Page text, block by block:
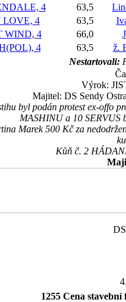
4 63,5
LOVE, 4 63,5
WIND, 4 66,0
4 63,5
ž.
Nestartovali:
Výrok:
Majitel: DS Sendy
byl podán protest ex-offo
MASHINU a 10 SERVUS
Marek 500 Kč za
Kůň č. 2
1255 Cena